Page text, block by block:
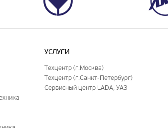
УСЛУГИ
Техцентр (г.Москва)
Техцентр (г.Санкт-Петербург)
Сервисный центр LADA, УАЗ